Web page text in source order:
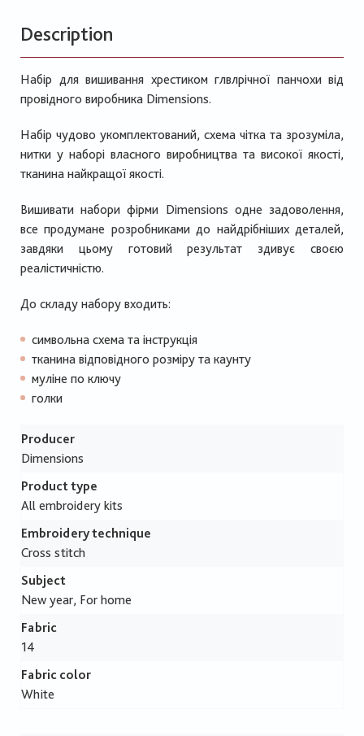
Description
Набір для вишивання хрестиком глвлрічної панчохи від
провідного виробника Dimensions.
Набір чудово укомплектований, схема чітка та зрозуміла,
нитки у наборі власного виробництва та високої якості,
тканина найкращої якості.
Вишивати набори фірми Dimensions одне задоволення,
все продумане розробниками до найдрібніших деталей,
завдяки цьому готовий результат здивує своєю
реалістичністю.
До складу набору входить:
символьна схема та інструкція
тканина відповідного розміру та каунту
муліне по ключу
голки
Producer
Dimensions
Product type
All embroidery kits
Embroidery technique
Cross stitch
Subject
New year, For home
Fabric
14
Fabric color
White